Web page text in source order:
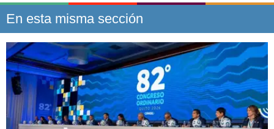
En esta misma sección